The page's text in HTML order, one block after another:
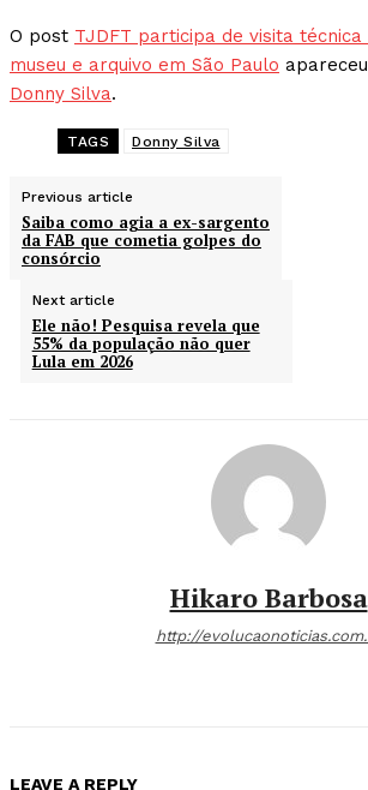
O post TJDFT participa de visita
museu e arquivo em São Paulo
Donny Silva.
TAGS Donny Silva
Previous article
Saiba como agia a ex-sargento
da FAB que cometia golpes do
consórcio
Next article
Ele não! Pesquisa revela que
55% da população não quer
Lula em 2026
Hikaro Barbosa
http://
LEAVE A REPLY